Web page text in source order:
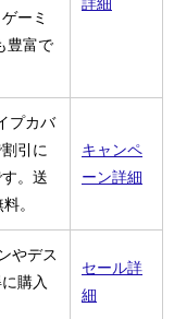
ーミ
豊富で
プカバ
引に
。送
。
キャンペ
ーン詳細
やデス
購入
セール詳
細